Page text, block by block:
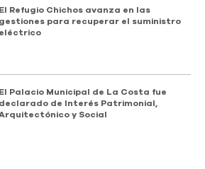
El Refugio Chichos avanza en las
gestiones para recuperar el suministro
eléctrico
El Palacio Municipal de La Costa fue
declarado de Interés Patrimonial,
y Social